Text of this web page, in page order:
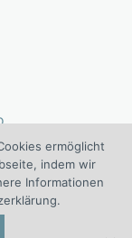
ein Projekt der I.O.
ermöglicht
indem wir
Informationen